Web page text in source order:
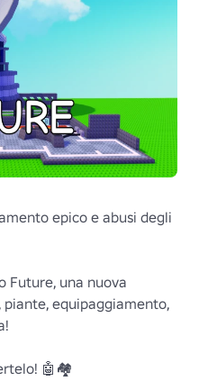
epico e abusi degli
Future, una nuova
equipaggiamento,
🤖🏘